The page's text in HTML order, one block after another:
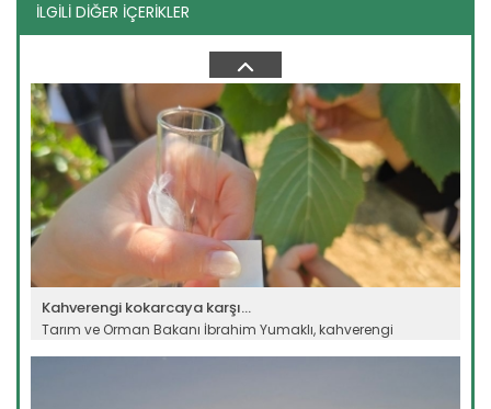
İLGİLİ DİĞER İÇERİKLER
“Geleceğe yönelik projeler...
Tarım ve Orman Bakanlığı Personel Genel Müdürlüğü
Devamını Oku ->
Kahverengi kokarcaya karşı...
Tarım ve Orman Bakanı İbrahim Yumaklı, kahverengi